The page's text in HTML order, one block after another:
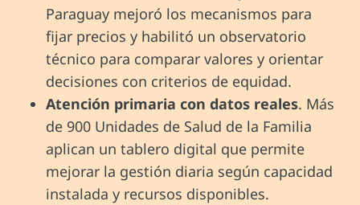
Paraguay mejoró los mecanismos para
fijar precios y habilitó un observatorio
técnico para comparar valores y orientar
decisiones con criterios de equidad.
Atención primaria con datos reales. Más
de 900 Unidades de Salud de la Familia
aplican un tablero digital que permite
mejorar la gestión diaria según capacidad
instalada y recursos disponibles.